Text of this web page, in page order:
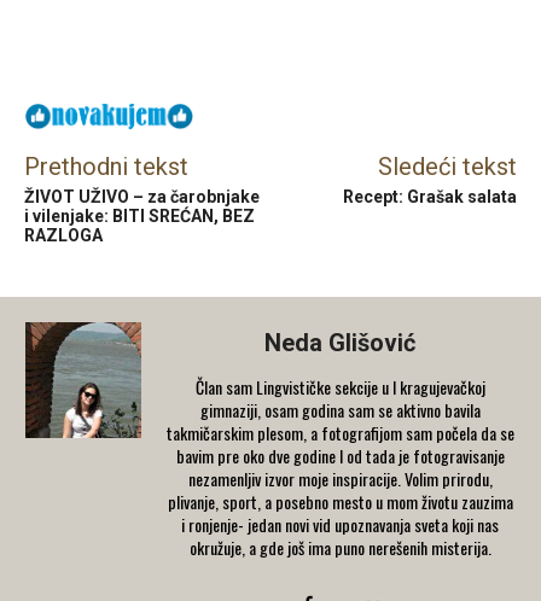
Prethodni tekst
ŽIVOT UŽIVO – za čarobnjake
i vilenjake: BITI SREĆAN, BEZ
RAZLOGA
Sledeći tekst
Recept: Grašak salata
Neda Glišović
Član sam Lingvističke sekcije u I kragujevačkoj
gimnaziji, osam godina sam se aktivno bavila
takmičarskim plesom, a fotografijom sam počela da se
bavim pre oko dve godine I od tada je fotogravisanje
nezamenljiv izvor moje inspiracije. Volim prirodu,
plivanje, sport, a posebno mesto u mom životu zauzima
i ronjenje- jedan novi vid upoznavanja sveta koji nas
okružuje, a gde još ima puno nerešenih misterija.